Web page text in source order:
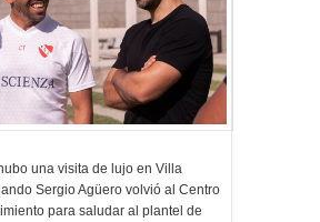
una visita de lujo en Villa
Sergio Agüero volvió al Centro
para saludar al plantel de